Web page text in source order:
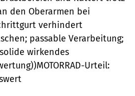
den Oberarmen bei
verhindert
passable Verarbeitung;
wirkendes
Urteil: